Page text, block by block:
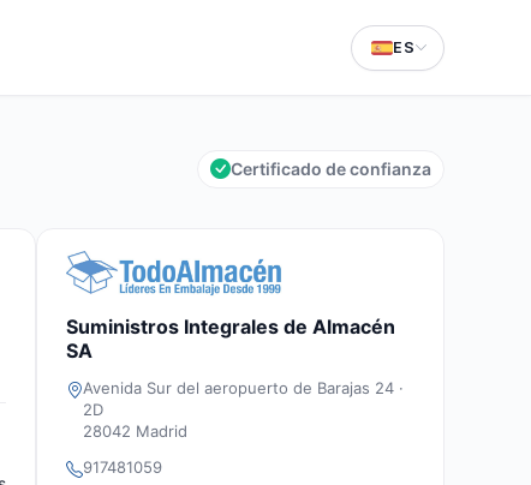
ES
Certificado de confianza
Suministros Integrales de Almacén
SA
Avenida Sur del aeropuerto de Barajas 24 ·
2D
28042 Madrid
917481059